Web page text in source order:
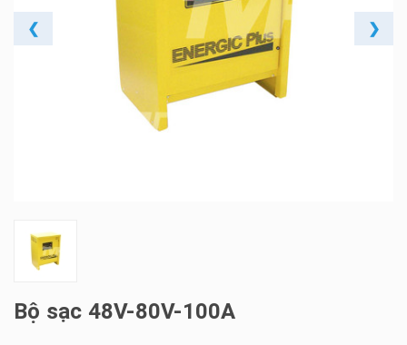
❮ ❯
Bộ sạc 48V-80V-100A